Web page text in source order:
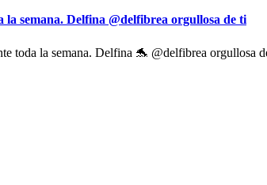
semana. Delfina @delfibrea orgullosa de ti
toda la semana. Delfina 🐬 @delfibrea orgullosa